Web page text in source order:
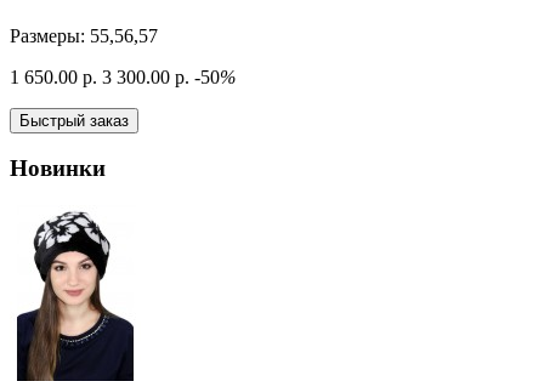
Размеры: 55,56,57
1 650.00 р. 3 300.00 р. -50%
Быстрый заказ
Новинки